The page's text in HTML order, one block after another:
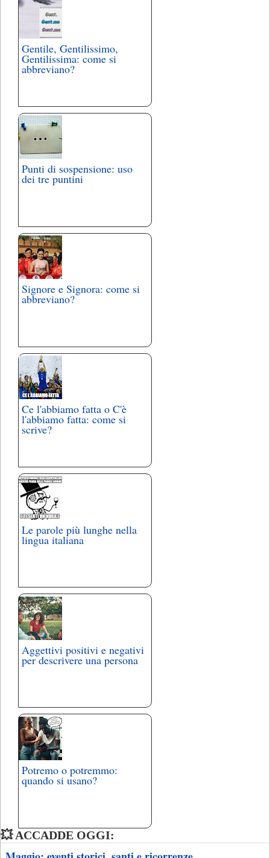
Gentile, Gentilissimo,
Gentilissima: come si
abbreviano?
Punti di sospensione: uso
dei tre puntini
Signore e Signora: come si
abbreviano?
Ce l'abbiamo fatta o C'è
l'abbiamo fatta: come si
scrive?
Le parole più lunghe nella
lingua italiana
Aggettivi positivi e negativi
per descrivere una persona
Potremo o potremmo:
quando si usano?
💥 ACCADDE OGGI: